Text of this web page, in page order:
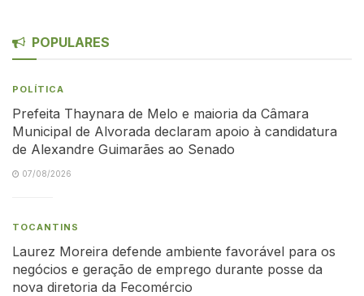
POPULARES
POLÍTICA
Prefeita Thaynara de Melo e maioria da Câmara
Municipal de Alvorada declaram apoio à candidatura
de Alexandre Guimarães ao Senado
07/08/2026
TOCANTINS
Laurez Moreira defende ambiente favorável para os
negócios e geração de emprego durante posse da
nova diretoria da Fecomércio